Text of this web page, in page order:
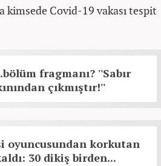
kimsede Covid-19 vakası tespit
fragmanı? ''Sabır
çıkmıştır!''
oyuncusundan korkutan
30 dikiş birden...